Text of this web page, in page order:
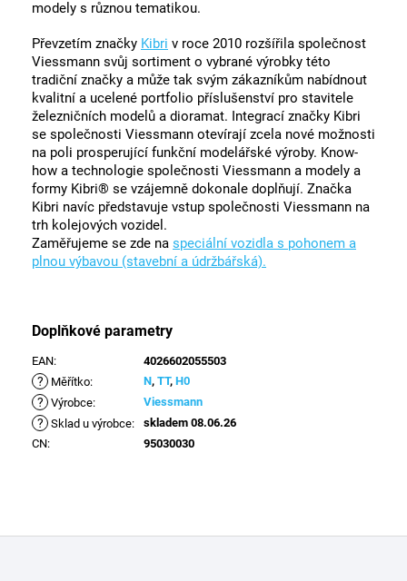
modely s různou tematikou.
Převzetím značky Kibri v roce 2010 rozšířila společnost
Viessmann svůj sortiment o vybrané výrobky této
tradiční značky a může tak svým zákazníkům nabídnout
kvalitní a ucelené portfolio příslušenství pro stavitele
železničních modelů a dioramat. Integrací značky Kibri
se společnosti Viessmann otevírají zcela nové možnosti
na poli prosperující funkční modelářské výroby. Know-
how a technologie společnosti Viessmann a modely a
formy Kibri® se vzájemně dokonale doplňují. Značka
Kibri navíc představuje vstup společnosti Viessmann na
trh kolejových vozidel.
Zaměřujeme se zde na speciální vozidla s pohonem a
plnou výbavou (stavební a údržbářská).
Doplňkové parametry
EAN: 4026602055503
? Měřítko: N, TT, H0
? Výrobce: Viessmann
? Sklad u výrobce:
skladem 08.06.26
CN: 95030030